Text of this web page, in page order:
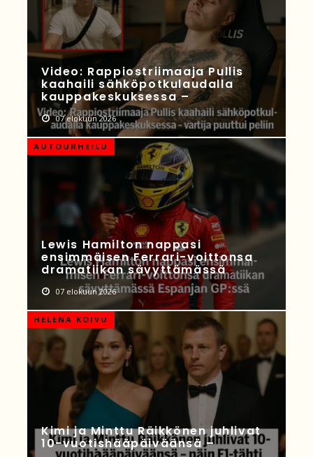
Video: Rappiostriimaaja Pullis
kaahaili sähköpotkulaudalla
kauppakeskuksessa –
07 elokuun 2026
AUTOURHEILU
Lewis Hamilton nappasi
ensimmäisen Ferrari-voittonsa
dramatiikan sävyttämässä
07 elokuun 2026
HELENA KOIVU
Kimi ja Minttu Räikkönen juhlivat
10-vuotishääpäiväänsä –